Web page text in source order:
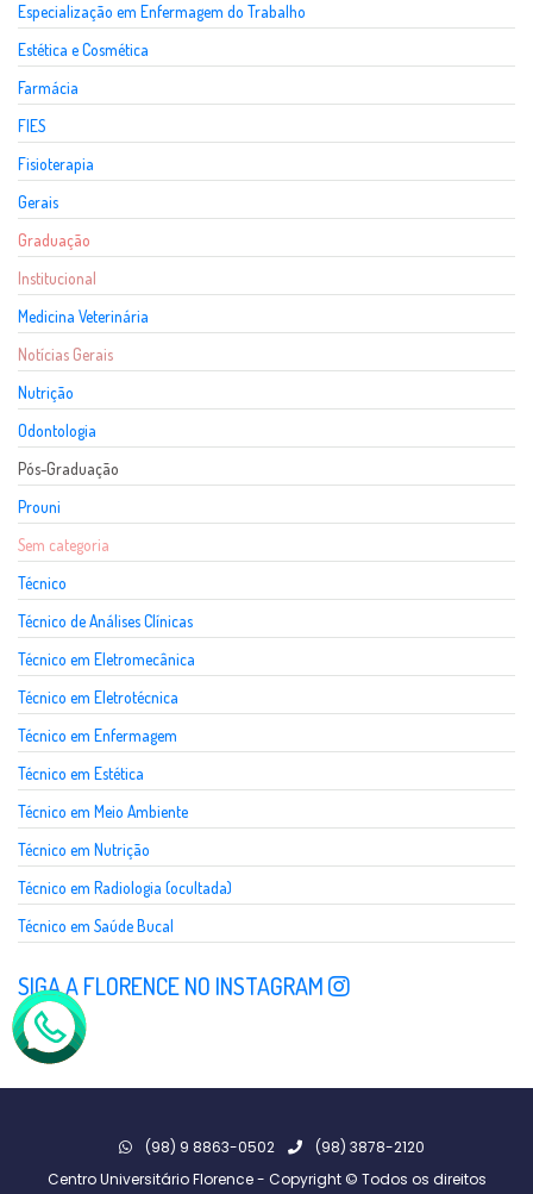
Especialização em Enfermagem do Trabalho
Estética e Cosmética
Farmácia
FIES
Fisioterapia
Gerais
Graduação
Institucional
Medicina Veterinária
Notícias Gerais
Nutrição
Odontologia
Pós-Graduação
Prouni
Sem categoria
Técnico
Técnico de Análises Clínicas
Técnico em Eletromecânica
Técnico em Eletrotécnica
Técnico em Enfermagem
Técnico em Estética
Técnico em Meio Ambiente
Técnico em Nutrição
Técnico em Radiologia (ocultada)
Técnico em Saúde Bucal
SIGA A FLORENCE NO INSTAGRAM
(98) 9 8863-0502
(98) 3878-2120
Centro Universitário Florence - Copyright © Todos os direitos